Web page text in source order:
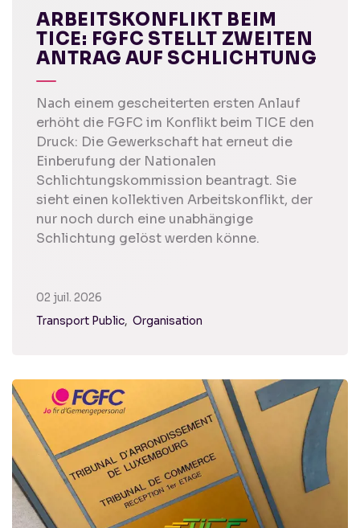
ARBEITSKONFLIKT BEIM
TICE: FGFC STELLT ZWEITEN
ANTRAG AUF SCHLICHTUNG
Nach einem gescheiterten ersten Anlauf
erhöht die FGFC im Konflikt beim TICE den
Druck: Die Gewerkschaft hat erneut die
Einberufung der Nationalen
Schlichtungskommission beantragt. Sie
sieht einen kollektiven Arbeitskonflikt, der
nur noch durch eine unabhängige
Schlichtung gelöst werden könne.
02 juil. 2026
Transport Public Organisation